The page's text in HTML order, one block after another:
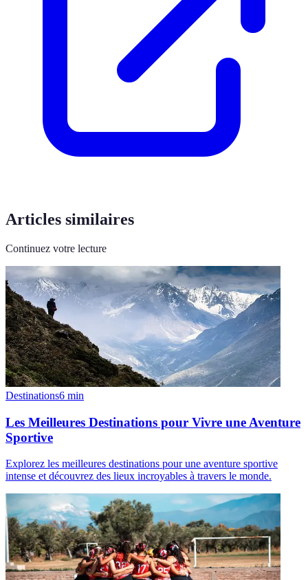
Articles similaires
Continuez votre lecture
Destinations6 min
Les Meilleures Destinations pour Vivre une Aventure
Sportive
Explorez les meilleures destinations pour une aventure sportive
intense et découvrez des lieux incroyables à travers le monde.